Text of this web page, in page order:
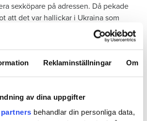
Reklaminställningar Om
av dina uppgifter
partners behandlar din personliga data,
sexköpare på adressen. Då pekade
att det var hallickar i Ukraina som
av landsmän i Cityrooms lägenheter.
så attraktiva för hallickar, kopplare.
i syfte att använda för prostitution.